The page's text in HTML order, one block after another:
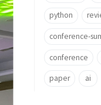
python
conference-
conference
paper ai